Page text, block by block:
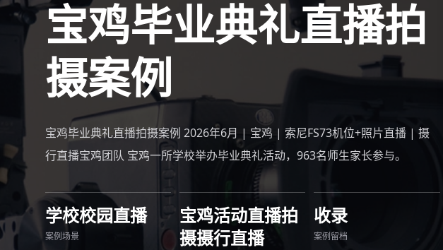
宝鸡毕业典礼直播拍
摄案例
宝鸡毕业典礼直播拍摄案例 2026年6月 | 宝鸡 | 索尼FS73机位+照片直播 | 摄
行直播宝鸡团队 宝鸡一所学校举办毕业典礼活动，963名师生家长参与。
学校校园直播
案例场景
宝鸡活动直播拍
摄摄行直播
收录
案例留档